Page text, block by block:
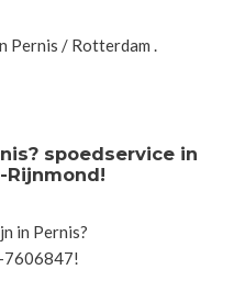
Pernis / Rotterdam .
spoedservice in
in Pernis?
7606847!